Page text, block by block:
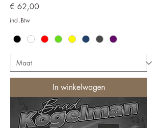
Prijs
€ 62,00
incl.Btw
In winkelwagen